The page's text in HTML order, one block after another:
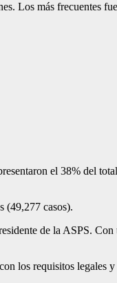
Los más frecuentes
el 38% del
(49,277 casos).
de la ASPS.
los requisitos legales